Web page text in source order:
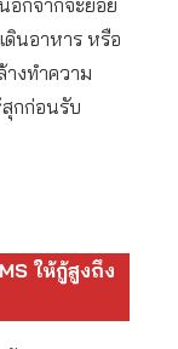
อกจากจะย่อย
ดินอาหาร หรือ
างทำความ
สุกก่อนรับ
ให้กู้สูงถึง